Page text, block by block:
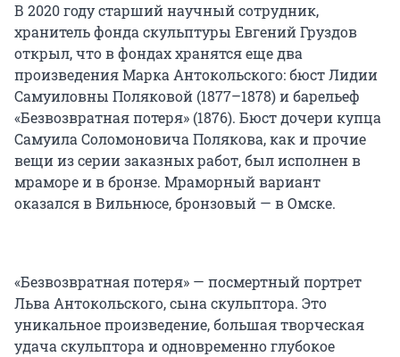
В 2020 году старший научный сотрудник,
хранитель фонда скульптуры Евгений Груздов
открыл, что в фондах хранятся еще два
произведения Марка Антокольского: бюст Лидии
Самуиловны Поляковой (1877–1878) и барельеф
«Безвозвратная потеря» (1876). Бюст дочери купца
Самуила Соломоновича Полякова, как и прочие
вещи из серии заказных работ, был исполнен в
мраморе и в бронзе. Мраморный вариант
оказался в Вильнюсе, бронзовый — в Омске.
«Безвозвратная потеря» — посмертный портрет
Льва Антокольского, сына скульптора. Это
уникальное произведение, большая творческая
удача скульптора и одновременно глубокое